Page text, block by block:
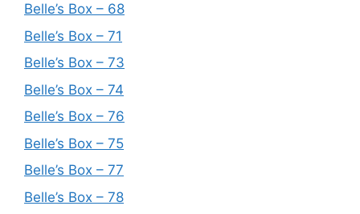
Belle’s Box – 68
Belle’s Box – 71
Belle’s Box – 73
Belle’s Box – 74
Belle’s Box – 76
Belle’s Box – 75
Belle’s Box – 77
Belle’s Box – 78